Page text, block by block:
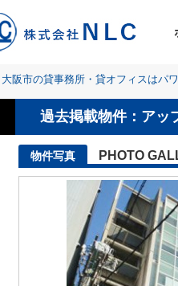
大阪市の貸事務所・貸オフィスはパ
過去掲載物件：アッ
物件写真 PHOTO